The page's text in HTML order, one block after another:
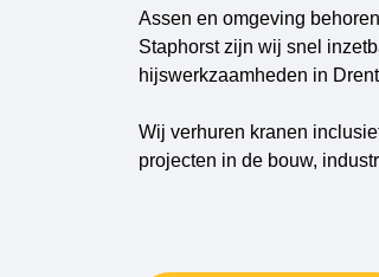
Assen en omgeving
Staphorst zijn wij snel
hijswerkzaamheden in
Wij verhuren kranen
projecten in de bouw,